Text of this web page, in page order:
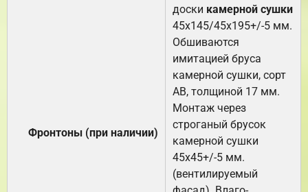
Фронтоны (при наличии)
доски камерной сушки
45х145/45х195+/-5 мм.
Обшиваются
имитацией бруса
камерной сушки, сорт
АВ, толщиной 17 мм.
Монтаж через
строганый брусок
камерной сушки
45х45+/-5 мм.
(вентилируемый